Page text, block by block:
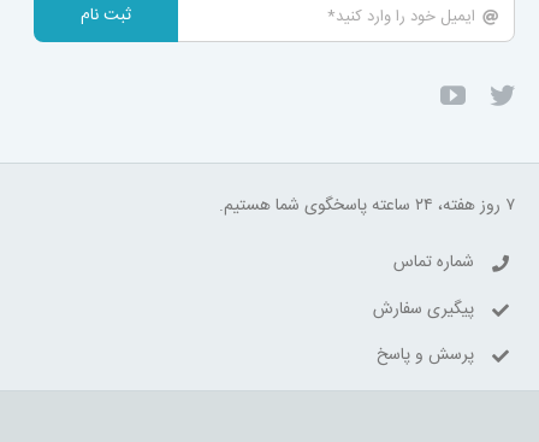
ثبت نام
۷ روز هفته، ۲۴ ساعته پاسخگوی شما هستیم.
شماره تماس
پیگیری سفارش
پرسش و پاسخ